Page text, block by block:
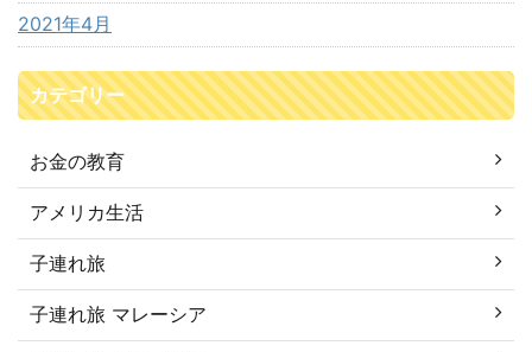
2021年4月
カテゴリー
お金の教育
アメリカ生活
子連れ旅
子連れ旅 マレーシア